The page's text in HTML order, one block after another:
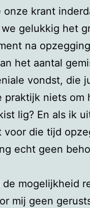
onze krant
gelukkig het
na
het aantal
vondst, die
praktijk niets
lig? En als ik
voor die tijd
echt geen
de mogelijkheid
mij geen